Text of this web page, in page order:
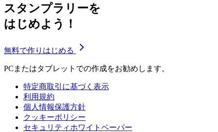
スタンプラリーを
はじめよう！
無料で作りはじめる
PCまたはタブレットでの作成をお勧めします。
特定商取引に基づく表示
利用規約
個人情報保護方針
クッキーポリシー
セキュリティホワイトペーパー